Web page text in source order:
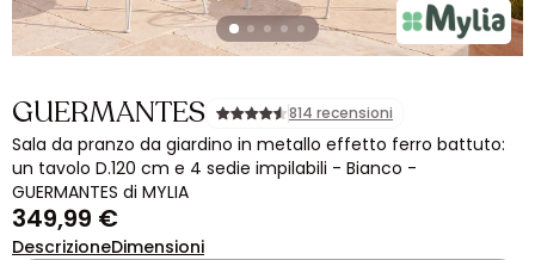
GUERMANTES 814 recensioni
Sala da pranzo da giardino in metallo effetto ferro battuto:
un tavolo D.120 cm e 4 sedie impilabili - Bianco -
GUERMANTES di MYLIA
349,99 €
DescrizioneDimensioni